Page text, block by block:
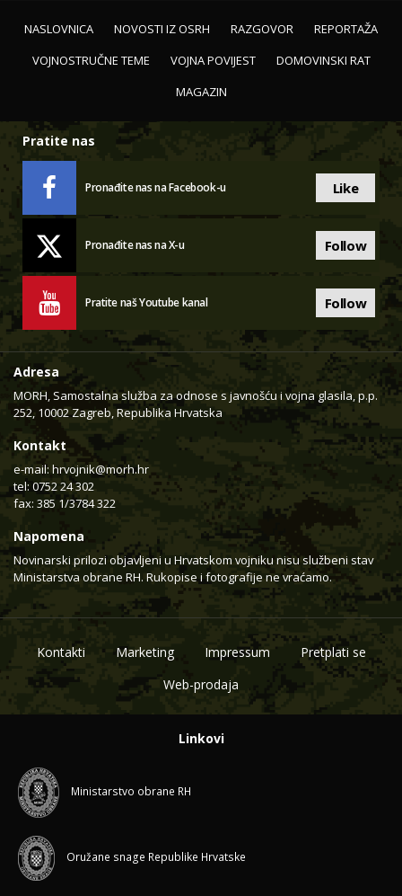
NASLOVNICA NOVOSTI IZ OSRH RAZGOVOR
REPORTAŽA
VOJNOSTRUČNE TEME
VOJNA POVIJEST
DOMOVINSKI RAT
MAGAZIN
Pratite nas
Pronađite nas na Facebook-u Like
Pronađite nas na X-u Follow
Pratite naš Youtube kanal Follow
Adresa
MORH, Samostalna služba za odnose s javnošću i vojna glasila, p.p.
252, 10002 Zagreb, Republika Hrvatska
Kontakt
e-mail: hrvojnik@morh.hr
tel: 0752 24 302
fax: 385 1/3784 322
Napomena
Novinarski prilozi objavljeni u Hrvatskom vojniku nisu službeni stav
Ministarstva obrane RH. Rukopise i fotografije ne vraćamo.
Kontakti Marketing Impressum
Pretplati se
Web-prodaja
Linkovi
Ministarstvo obrane RH
Oružane snage Republike Hrvatske